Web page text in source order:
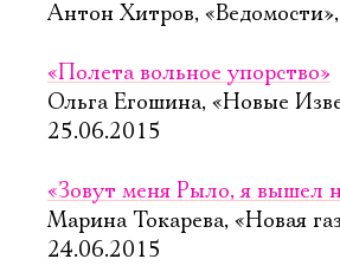
Антон Хитров,
«Полета вольное упорство»
Ольга Егошина, «Новые
25.06.2015
«Зовут меня Рыло, я вышел
Марина Токарева, «Новая
24.06.2015